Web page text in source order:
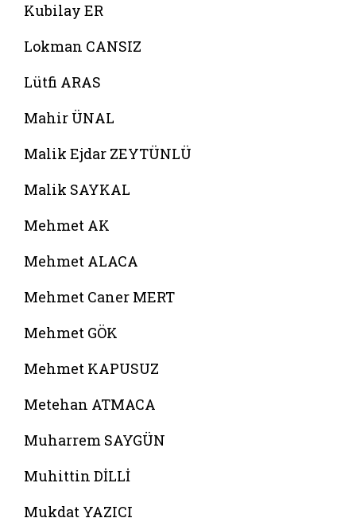
Kubilay ER
Lokman CANSIZ
Lütfi ARAS
Mahir ÜNAL
Malik Ejdar ZEYTÜNLÜ
Malik SAYKAL
Mehmet AK
Mehmet ALACA
Mehmet Caner MERT
Mehmet GÖK
Mehmet KAPUSUZ
Metehan ATMACA
Muharrem SAYGÜN
Muhittin DİLLİ
Mukdat YAZICI